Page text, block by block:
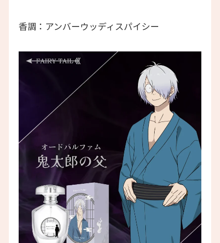
香調：アンバーウッディスパイシー